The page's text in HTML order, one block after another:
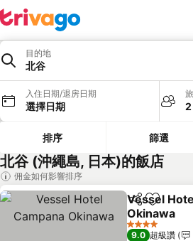
目的地
北谷
入住日期/退房日期
選擇日期 2
排序 篩選
北谷 (沖繩島, 日本)的飯店
佣金如何影響排序
分享 加入我
Vessel
Okinawa
查看價格
4 星級
9.0 超級讚